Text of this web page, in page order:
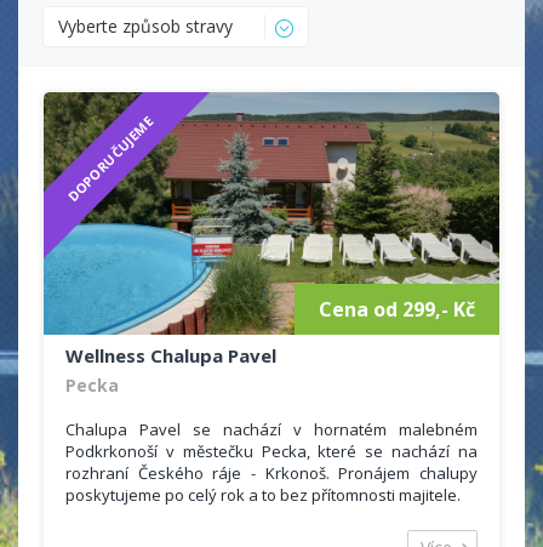
Vyberte způsob stravy
DOPORUČUJEME
Cena od 299,- Kč
Wellness Chalupa Pavel
Pecka
Chalupa Pavel se nachází v hornatém malebném
Podkrkonoší v městečku Pecka, které se nachází na
rozhraní Českého ráje - Krkonoš. Pronájem chalupy
poskytujeme po celý rok a to bez přítomnosti majitele.